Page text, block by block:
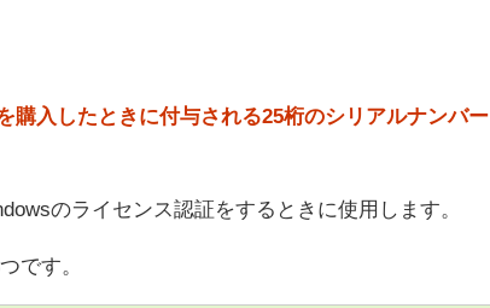
購入したときに付与される25桁のシリアルナンバー
のライセンス認証をするときに使用します。
です。